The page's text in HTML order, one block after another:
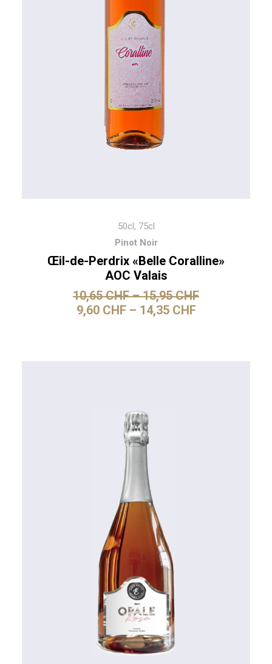
50cl, 75cl
Pinot Noir
Œil-de-Perdrix «Belle Coralline»
AOC Valais
10,65CHF–15,95CHF
9,60 CHF– 14,35 CHF